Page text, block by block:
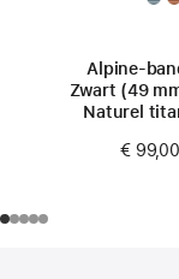
Alpine-
Zwart (49
Naturel
€ 99,00